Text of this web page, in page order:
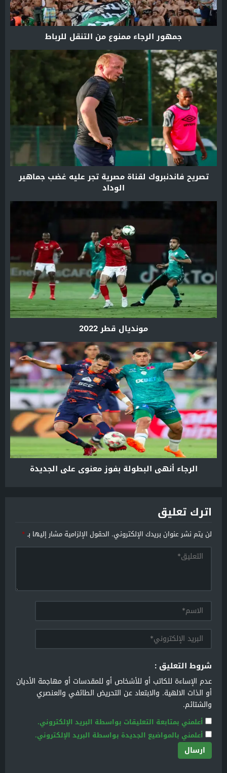
جمهور الرجاء ممنوع من التنقل للرباط
تصريح فاندنبروك لقناة مصرية تجر عليه غضب جماهير
الوداد
مونديال قطر 2022
الرجاء أنهى البطولة بفوز معنوي على الجديدة
اترك تعليق
لن يتم نشر عنوان بريدك الإلكتروني. الحقول الإلزامية مشار إليها بـ*
شروط التعليق :
عدم الإساءة للكاتب أو للأشخاص أو للمقدسات أو مهاجمة الأديان
أو الذات الالهية. والابتعاد عن التحريض الطائفي والعنصري
والشتائم.
أعلمني بمتابعة التعليقات بواسطة البريد الإلكتروني.
أعلمني بالمواضيع الجديدة بواسطة البريد الإلكتروني.